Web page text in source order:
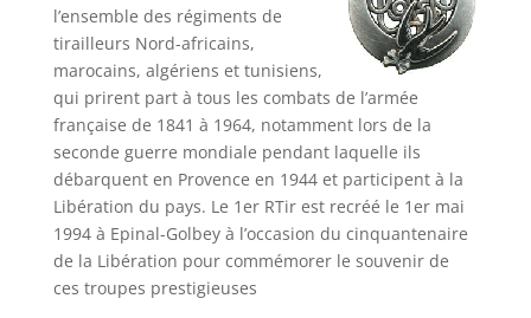
l’ensemble des régiments de
tirailleurs Nord-africains,
marocains, algériens et tunisiens,
qui prirent part à tous les combats de l’armée
française de 1841 à 1964, notamment lors de la
seconde guerre mondiale pendant laquelle ils
débarquent en Provence en 1944 et participent à la
Libération du pays. Le 1er RTir est recréé le 1er mai
1994 à Epinal-Golbey à l’occasion du cinquantenaire
de la Libération pour commémorer le souvenir de
ces troupes prestigieuses